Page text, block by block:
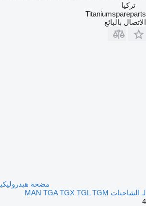
تركيا
Titaniumspareparts
الاتصال بالبائع
لـ الشاحنات MAN TGA TGX TGL TGM
4